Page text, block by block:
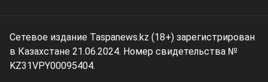
Сетевое издание Taspanews.kz (18+) зарегистрирован
в Казахстане 21.06.2024. Номер свидетельства №
KZ31VPY00095404.